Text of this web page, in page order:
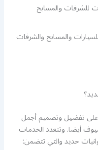
للشرفات والمسابح
والمسابح والشرفات
تفضيل وتصميم أجمل
أيضا. وتتعدد الخدمات
حديد والتي تتضمن: